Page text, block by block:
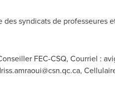
des syndicats de professeures
FEC-CSQ, Courriel :
,